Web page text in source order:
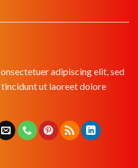
adipiscing elit, sed
ut laoreet dolore